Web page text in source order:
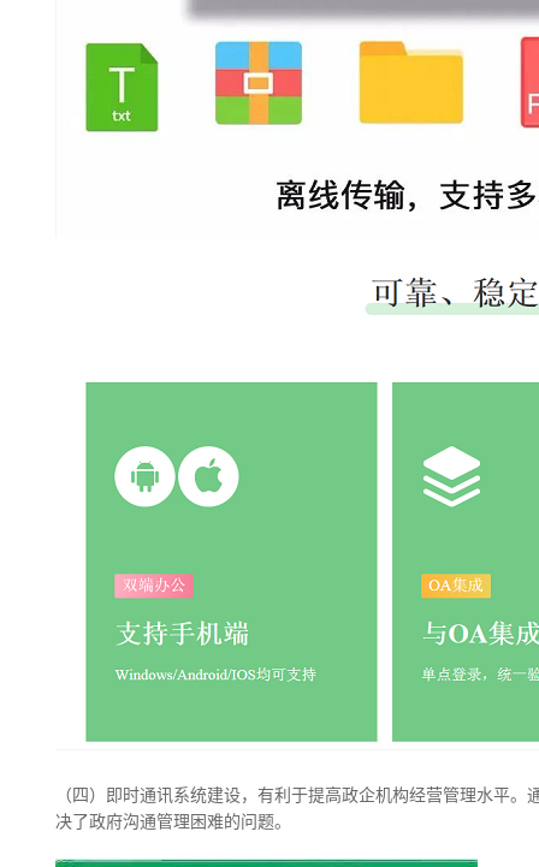
（四）即时通讯系统建设，有利于提高政企机构经营管理水平
决了政府沟通管理困难的问题。